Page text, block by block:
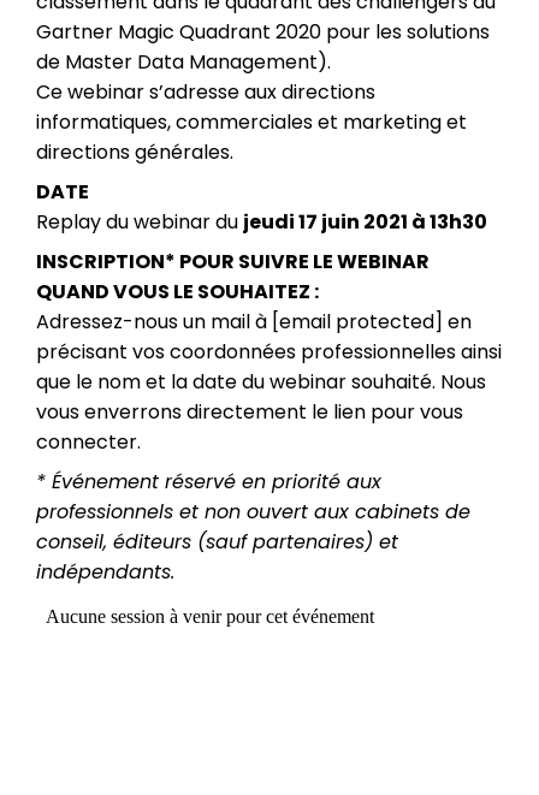
Gartner Magic Quadrant 2020 pour les solutions
de Master Data Management).
Ce webinar s’adresse aux directions
informatiques, commerciales et marketing et
directions générales.
DATE
Replay du webinar du jeudi 17 juin 2021 à 13h30
INSCRIPTION* POUR SUIVRE LE WEBINAR
QUAND VOUS LE SOUHAITEZ :
Adressez-nous un mail à [email protected] en
précisant vos coordonnées professionnelles ainsi
que le nom et la date du webinar souhaité. Nous
vous enverrons directement le lien pour vous
connecter.
* Événement réservé en priorité aux
professionnels et non ouvert aux cabinets de
conseil, éditeurs (sauf partenaires) et
indépendants.